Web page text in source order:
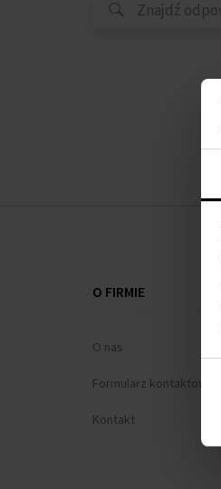
O FIRMIE
O nas
Formularz kontaktowy
Kontakt